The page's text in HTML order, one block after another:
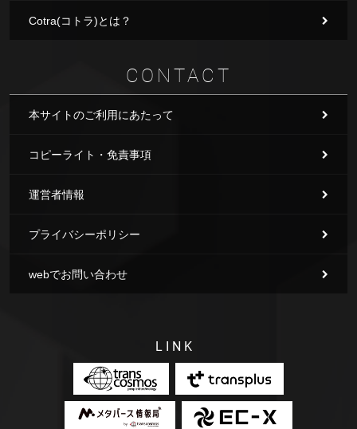
Cotra(コトラ)とは？
CONTACT
本サイトのご利用にあたって
コピーライト・免責事項
運営者情報
プライバシーポリシー
webでお問い合わせ
LINK